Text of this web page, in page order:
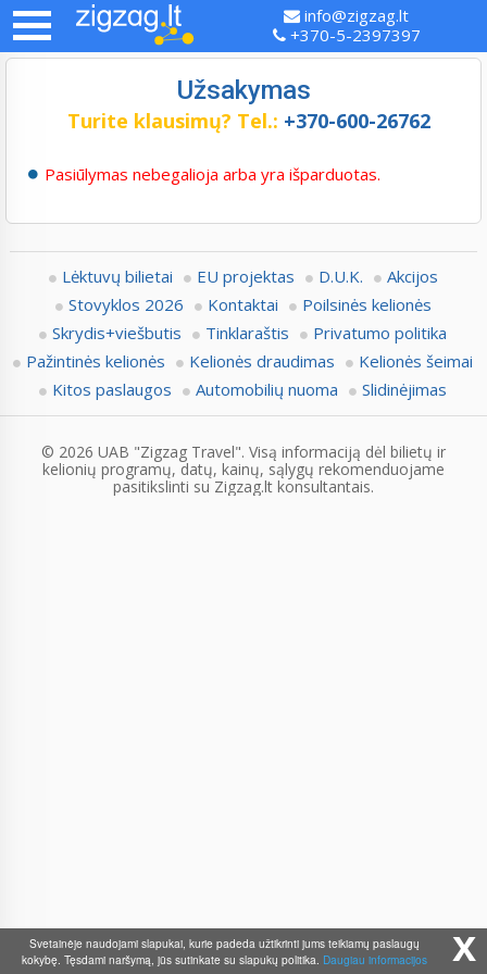
info@zigzag.lt
+370-5-2397397
Užsakymas
Turite klausimų? Tel.: +370-600-26762
Pasiūlymas nebegalioja arba yra išparduotas.
Lėktuvų bilietai EU projektas D.U.K.
Akcijos
Stovyklos 2026
Kontaktai
Poilsinės kelionės
Skrydis+viešbutis
Tinklaraštis
Privatumo politika
Pažintinės kelionės
Kelionės draudimas
Kelionės šeimai
Kitos paslaugos
Automobilių nuoma Slidinėjimas
© 2026 UAB "Zigzag Travel". Visą informaciją dėl bilietų ir
kelionių programų, datų, kainų, sąlygų rekomenduojame
pasitikslinti su Zigzag.lt konsultantais.
x
Svetainėje naudojami slapukai, kurie padeda užtikrinti jums teikiamų paslaugų
kokybę. Tęsdami naršymą, jūs sutinkate su slapukų politika. Daugiau informacijos